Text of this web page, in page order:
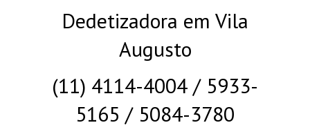
Dedetizadora em Vila
Augusto
(11) 4114-4004 / 5933-
5165 / 5084-3780